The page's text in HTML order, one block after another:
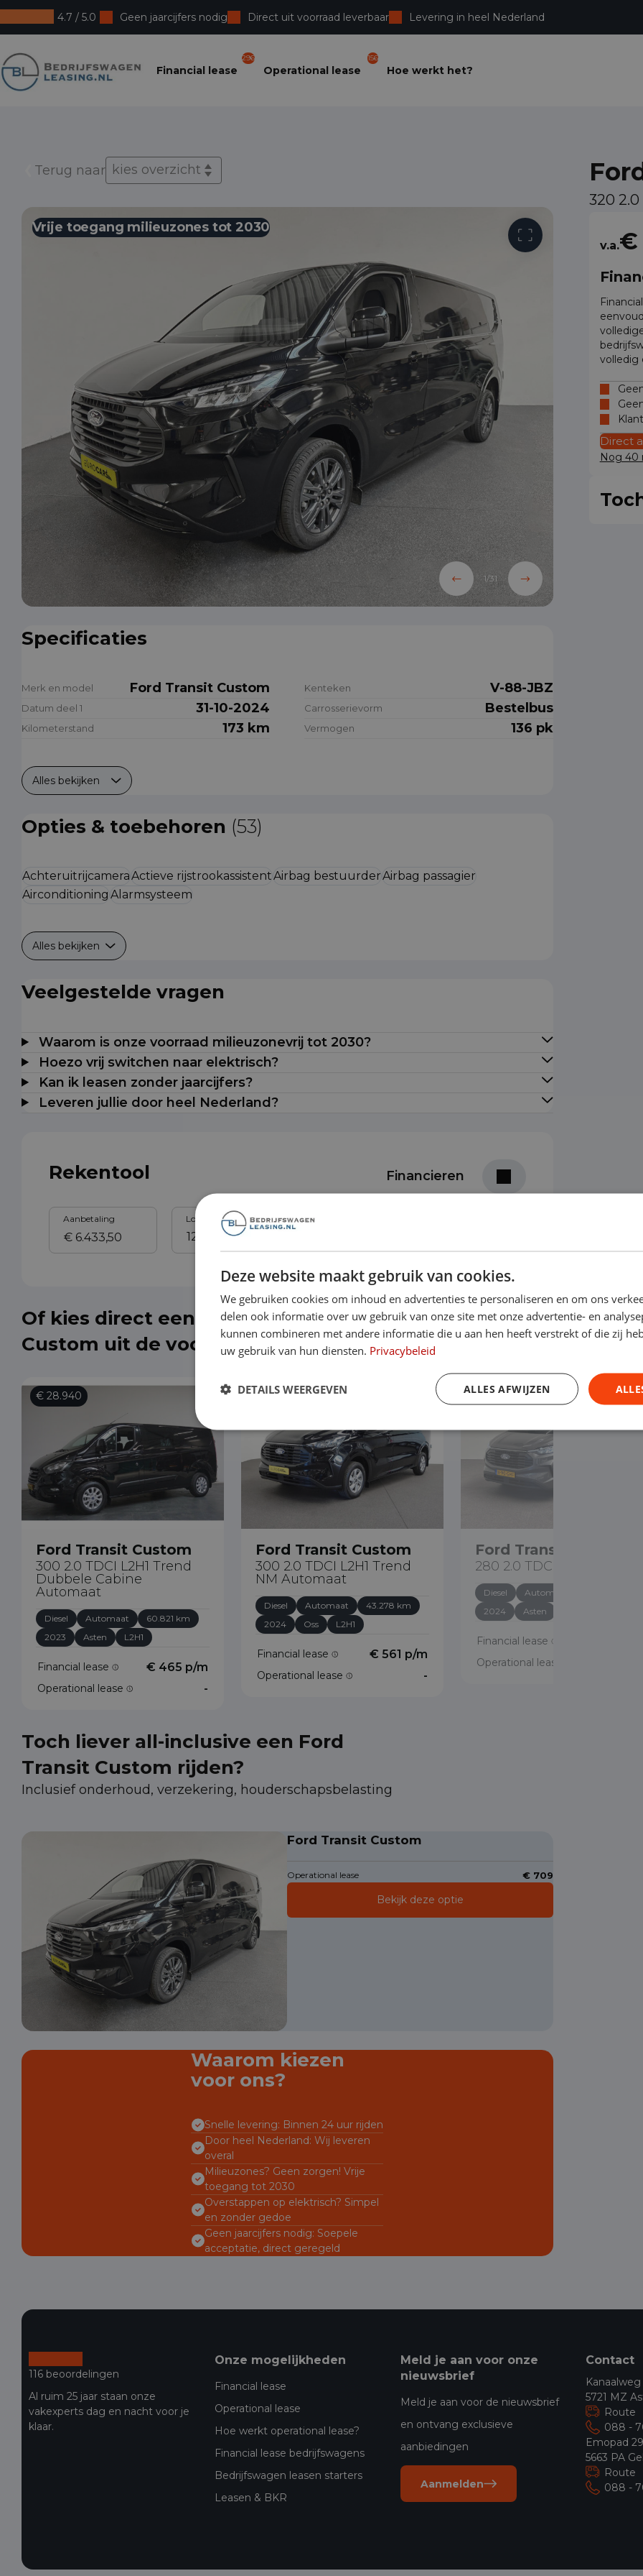
4.7 / 5.0 Geen jaarcijfers nodig Direct uit voorraad leverbaar Levering in heel Nederland
Bedrijfswagenleasing
Financial lease
296
Operational lease
156
Hoe werkt het?
Terug naar kies overzicht
Vrije toegang milieuzones tot 2030
1/31
Specificaties
Merk en model Ford Transit Custom Kenteken V-88-JBZ
Datum deel 1 31-10-2024 Carrosserievorm Bestelbus
Kilometerstand 173 km Vermogen 136 pk
Alles bekijken
Opties & toebehoren (53)
AchteruitrijcameraActieve rijstrookassistentAirbag bestuurderAirbag passagier
Airconditioning Alarmsysteem
Alles bekijken
Veelgestelde vragen
Waarom is onze voorraad milieuzonevrij tot 2030?
Hoezo vrij switchen naar elektrisch?
Kan ik leasen zonder jaarcijfers?
Leveren jullie door heel Nederland?
Rekentool Financieren
Aanbetaling Looptijd Slottermijn
Of kies direct een Ford Transit
Custom uit de voorraad
€ 28.940
Ford Transit Custom
300 2.0 TDCI L2H1 Trend
Dubbele Cabine
Automaat
Diesel Automaat
60.821 km
2023
Asten L2H1
Financial lease € 465 p/m
Operational lease -
€ 34.890
Ford Transit Custom
300 2.0 TDCI L2H1 Trend
NM Automaat
Diesel Automaat
43.278 km
2024
Oss L2H1
Financial lease € 561 p/m
Operational lease -
€ 18.890
Ford Transit Custom
280 2.0 TDCI L1H1 Trend
Diesel Automaat
2024
Asten
Financial lease
Operational lease
Toch liever all-inclusive een Ford
Transit Custom rijden?
Inclusief onderhoud, verzekering, houderschapsbelasting
Ford Transit Custom
Operational lease € 709
Bekijk deze optie
Waarom kiezen
voor ons?
Snelle levering: Binnen 24 uur rijden
Door heel Nederland: Wij leveren
overal
Milieuzones? Geen zorgen! Vrije
toegang tot 2030
Overstappen op elektrisch? Simpel
en zonder gedoe
Geen jaarcijfers nodig: Soepele
acceptatie, direct geregeld
320
v.a.€
volledig
Direct
Nog 40
116 beoordelingen
Al ruim 25 jaar staan onze
vakexperts dag en nacht voor je
klaar.
Onze mogelijkheden
Financial lease
Operational lease
Hoe werkt operational lease?
Financial lease bedrijfswagens
Bedrijfswagen leasen starters
Leasen & BKR
Meld je aan voor onze
nieuwsbrief
Meld je aan voor de nieuwsbrief
en ontvang exclusieve
aanbiedingen
Aanmelden
Contact
5721 MZ
Route
088 -
Emopad
5663 PA
Route
088 -
Deze website maakt gebruik van cookies.
We gebruiken cookies om inhoud en advertenties te personaliseren en om ons
delen ook informatie over uw gebruik van onze site met onze advertentie- en
kunnen combineren met andere informatie die u aan hen heeft verstrekt of die zij
uw gebruik van hun diensten. Privacybeleid
ALLES AFWIJZEN
DETAILS WEERGEVEN